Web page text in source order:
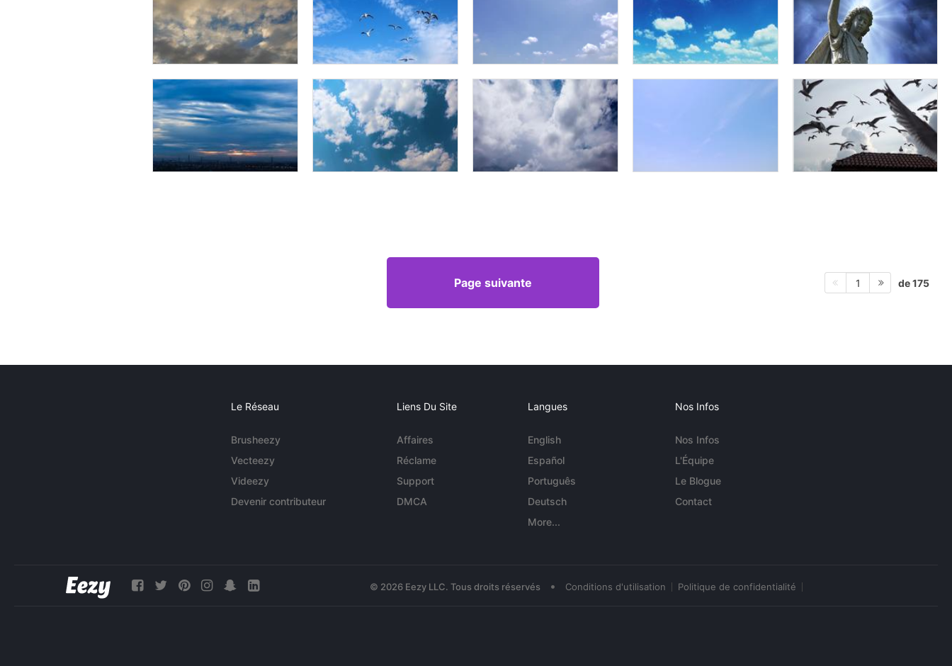
Page suivante 1 de 175
Le Réseau
Brusheezy
Vecteezy
Videezy
Devenir contributeur
Liens Du Site
Affaires
Réclame
Support
DMCA
Langues
English
Español
Português
Deutsch
More...
Nos Infos
Nos Infos
L'Équipe
Le Blogue
Contact
© 2026 Eezy LLC. Tous droits réservés • Conditions d'utilisation Politique de confidentialité